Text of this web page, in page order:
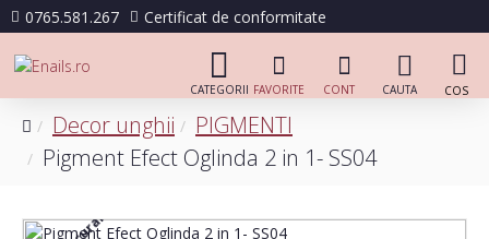
0765.581.267 Certificat de conformitate
Decor unghii
PIGMENTI
Pigment Efect Oglinda 2 in 1- SS04